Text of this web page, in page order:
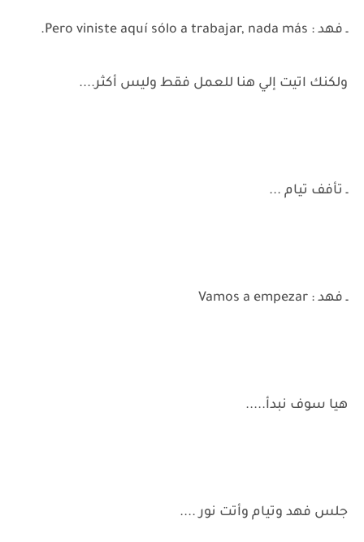
ـ فهد : Pero viniste aquí sólo a trabajar, nada más.
ولكنك اتيت إلي هنا للعمل فقط وليس أكثر....
ـ تأفف تيام ...
ـ فهد : Vamos a empezar
هيا سوف نبدأ.....
جلس فهد وتيام وأتت نور ....